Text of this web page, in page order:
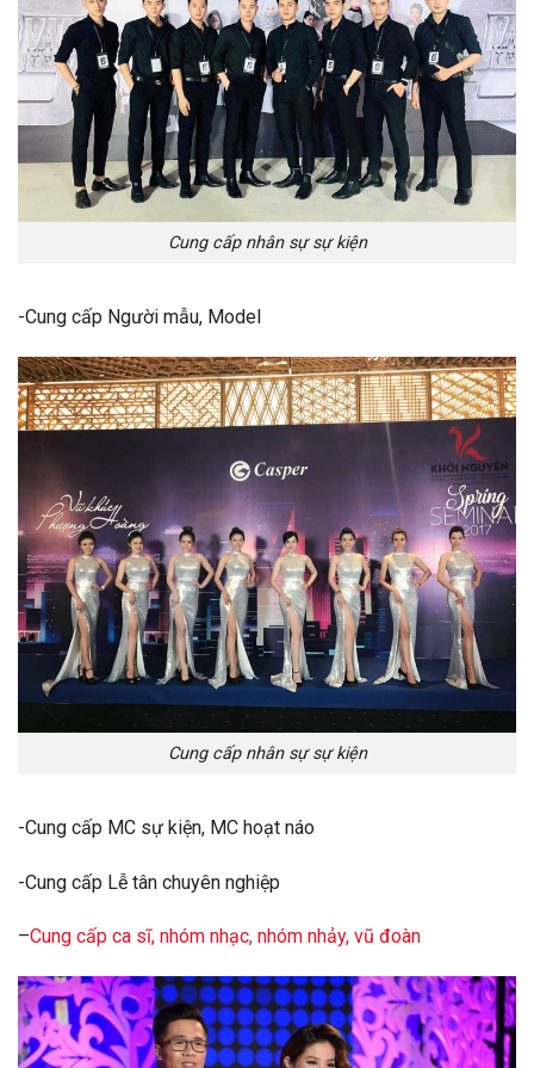
Cung cấp nhân sự sự kiện
-Cung cấp Người mẫu, Model
Cung cấp nhân sự sự kiện
-Cung cấp MC sự kiện, MC hoạt náo
-Cung cấp Lễ tân chuyên nghiệp
–Cung cấp ca sĩ, nhóm nhạc, nhóm nhảy, vũ đoàn